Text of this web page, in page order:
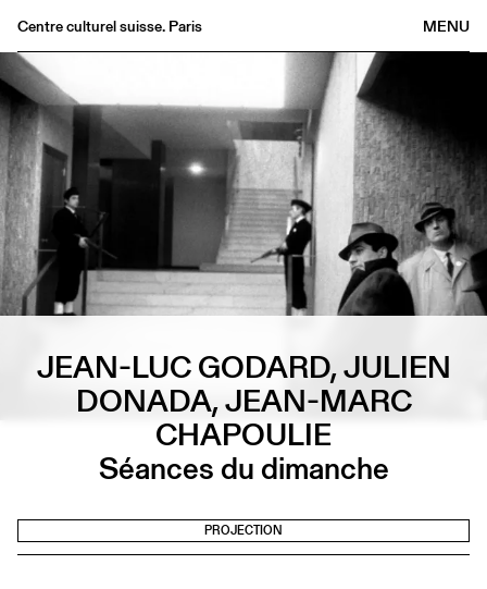
MENU
Centre culturel suisse. Paris
Agenda
Librairie
Buvette
Archives
Médiathèque
Éditions
Informations
FR/EN
JEAN-LUC GODARD, JULIEN
DONADA, JEAN-MARC
CHAPOULIE
Séances du dimanche
PROJECTION